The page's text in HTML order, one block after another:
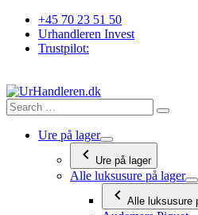
Videre
indhold
+45 70 23 51 50
Urhandleren Invest
Trustpilot:
Ure på lager
Ure på lager
Alle luksusure på lager
Alle luksusure